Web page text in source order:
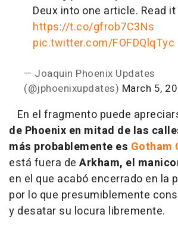
Deux into one article. Read
https://t.co/gfrob7C3Ns
pic.twitter.com/FOFDQlqTyc
— Joaquin Phoenix Updates
(@jphoenixupdates) March 5,
En el fragmento puede
de Phoenix en mitad de las
más probablemente es Gotham
está fuera de Arkham, el
en el que acabó encerrado en la
por lo que presumiblemente
y desatar su locura libremente.